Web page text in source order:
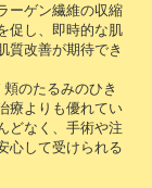
ーゲン繊維の収縮
促し、即時的な肌
質改善が期待でき
のたるみのひき
療よりも優れてい
どなく、手術や注
心して受けられる